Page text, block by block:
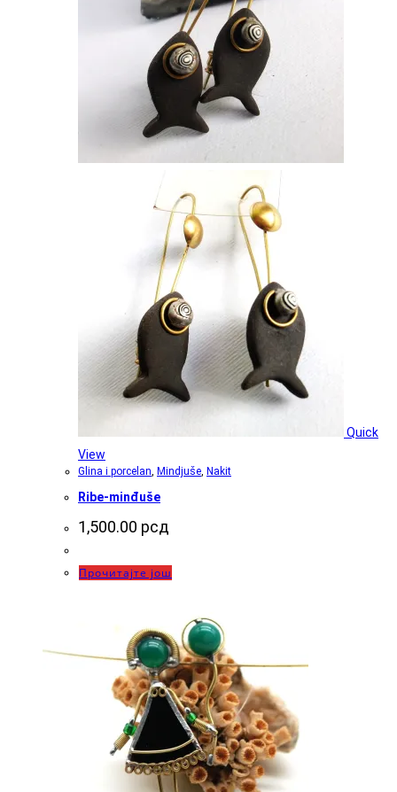
Quick
View
Glina i porcelan Mindjuše Nakit
Ribe-minđuše
1,500.00 рсд
Прочитајте још